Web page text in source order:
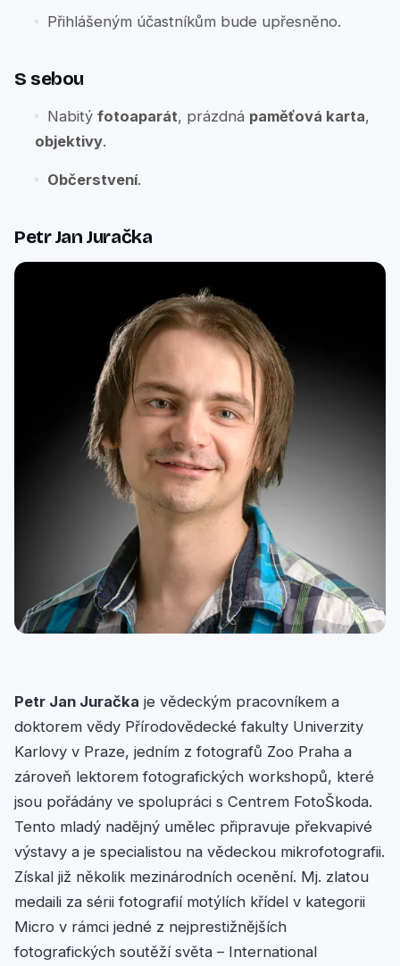
Přihlášeným účastníkům bude upřesněno.
S sebou
Nabitýfotoaparát, prázdná paměťová karta,
objektivy.
Občerstvení.
Petr Jan Juračka
Petr Jan Juračka je vědeckým pracovníkem a
doktorem vědy Přírodovědecké fakulty Univerzity
Karlovy v Praze, jedním z fotografů Zoo Praha a
zároveň lektorem fotografických workshopů, které
jsou pořádány ve spolupráci s Centrem FotoŠkoda.
Tento mladý nadějný umělec připravuje překvapivé
výstavy a je specialistou na vědeckou mikrofotografii.
Získal již několik mezinárodních ocenění. Mj. zlatou
medaili za sérii fotografií motýlích křídel v kategorii
Micro v rámci jedné z nejprestižnějších
fotografických soutěží světa – International